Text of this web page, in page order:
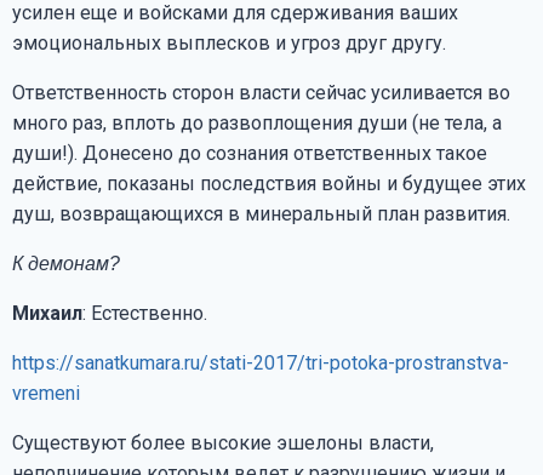
усилен еще и войсками для сдерживания ваших
эмоциональных выплесков и угроз друг другу.
Ответственность сторон власти сейчас усиливается во
много раз, вплоть до развоплощения души (не тела, а
души!). Донесено до сознания ответственных такое
действие, показаны последствия войны и будущее этих
душ, возвращающихся в минеральный план развития.
К демонам?
Михаил: Естественно.
https://sanatkumara.ru/stati-2017/tri-potoka-prostranstva-
vremeni
Существуют более высокие эшелоны власти,